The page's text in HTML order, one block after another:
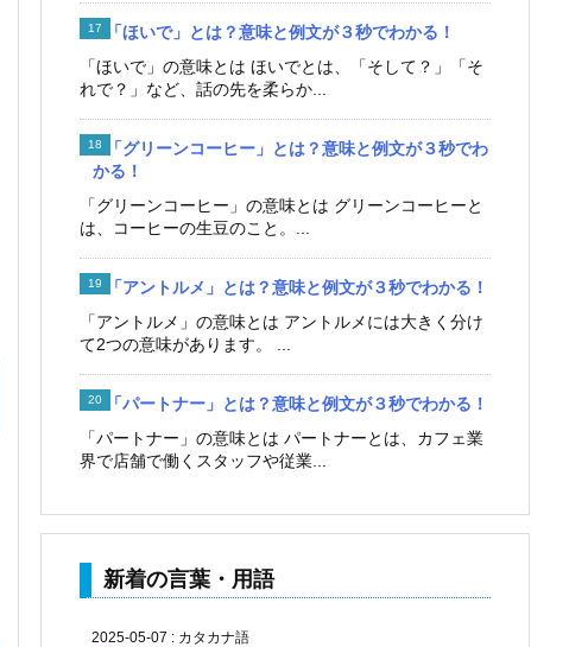
「ほいで」とは？意味と例文が３秒でわかる！
「ほいで」の意味とは ほいでとは、「そして？」「そ
れで？」など、話の先を柔らか...
「グリーンコーヒー」とは？意味と例文が３秒でわ
かる！
「グリーンコーヒー」の意味とは グリーンコーヒーと
は、コーヒーの生豆のこと。...
「アントルメ」とは？意味と例文が３秒でわかる！
「アントルメ」の意味とは アントルメには大きく分け
て2つの意味があります。 ...
「パートナー」とは？意味と例文が３秒でわかる！
「パートナー」の意味とは パートナーとは、カフェ業
界で店舗で働くスタッフや従業...
新着の言葉・用語
2025-05-07 : カタカナ語